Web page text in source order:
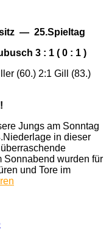
— 25.Spieltag
3 : 1 ( 0 : 1 )
(60.) 2:1 Gill (83.)
Jungs am Sonntag
in dieser
Sonnabend wurden für
und Tore im